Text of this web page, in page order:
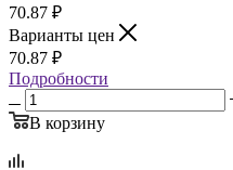
70.87 ₽
Варианты цен
70.87 ₽
Подробности
В корзину